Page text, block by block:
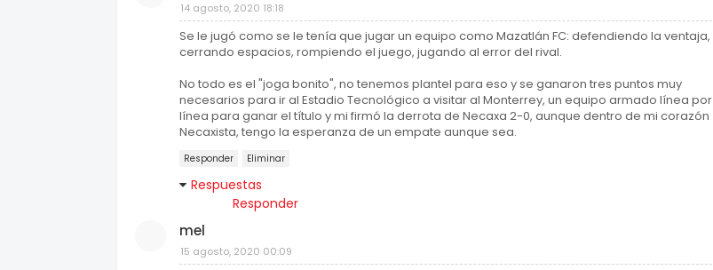
14 agosto, 2020 18:18
Se le jugó como se le tenía que jugar un equipo como Mazatlán FC: defendiendo la ventaja,
cerrando espacios, rompiendo el juego, jugando al error del rival.
No todo es el "joga bonito", no tenemos plantel para eso y se ganaron tres puntos muy
necesarios para ir al Estadio Tecnológico a visitar al Monterrey, un equipo armado línea por
línea para ganar el título y mi firmó la derrota de Necaxa 2-0, aunque dentro de mi corazón
Necaxista, tengo la esperanza de un empate aunque sea.
Responder Eliminar
Respuestas
Responder
mel
15 agosto, 2020 00:09